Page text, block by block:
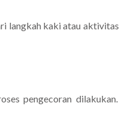
langkah kaki atau
pengecoran dilakukan.